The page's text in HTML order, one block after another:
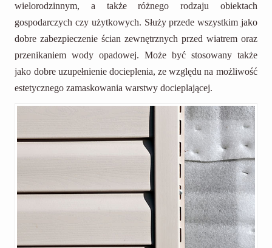
wielorodzinnym, a także różnego rodzaju obiektach
gospodarczych czy użytkowych. Służy przede wszystkim jako
dobre zabezpieczenie ścian zewnętrznych przed wiatrem oraz
przenikaniem wody opadowej. Może być stosowany także
jako dobre uzupełnienie docieplenia, ze względu na możliwość
estetycznego zamaskowania warstwy docieplającej.